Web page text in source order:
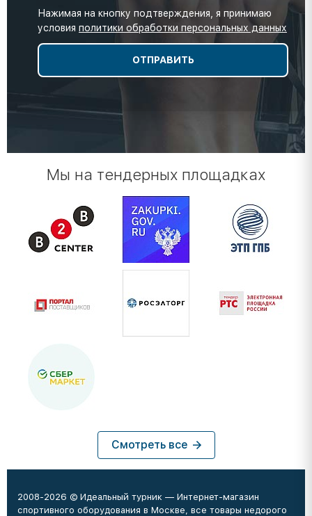
Нажимая на кнопку подтверждения, я принимаю
условия политики обработки персональных данных
Мы на тендерных площадках
Смотреть все
2008-2026 © Идеальный турник — Интернет-магазин
спортивного оборудования в Москве, все товары недорого